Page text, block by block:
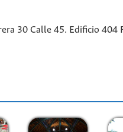
30 Calle 45. Edificio 404